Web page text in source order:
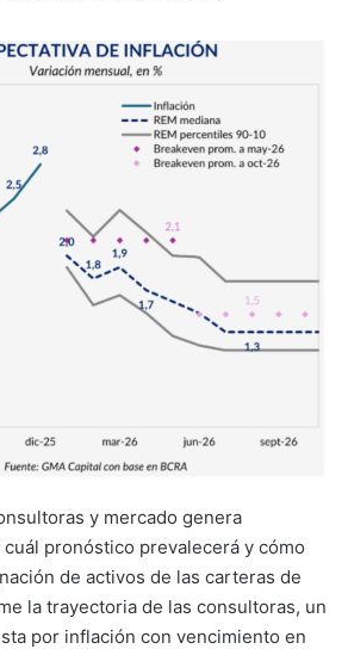
y mercado genera
pronóstico prevalecerá y cómo
de activos de las carteras de
la trayectoria de las consultoras, un
por inflación con vencimiento en